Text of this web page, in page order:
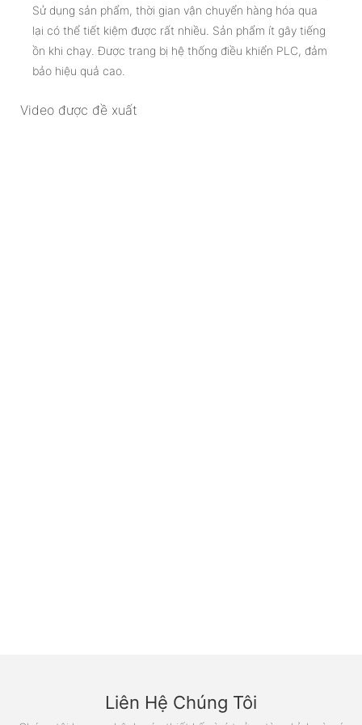
Sử dụng sản phẩm, thời gian vận chuyển hàng hóa qua
lại có thể tiết kiệm được rất nhiều. Sản phẩm ít gây tiếng
ồn khi chạy. Được trang bị hệ thống điều khiển PLC, đảm
bảo hiệu quả cao.
Video được đề xuất
Liên Hệ Chúng Tôi